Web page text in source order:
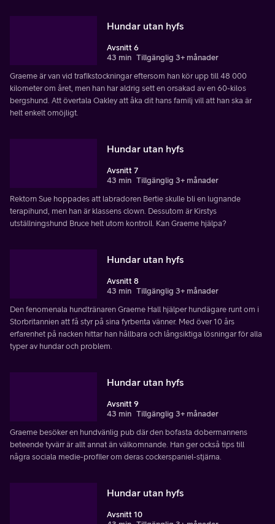
Hundar utan hyfs
Avsnitt 6
43 min Tillgänglig 3+ månader
Graeme är van vid trafikstockningar eftersom han kör upp till 48 000
kilometer om året, men han har aldrig sett en orsakad av en 60-kilos
bergshund. Att övertala Oakley att åka dit hans familj vill att han ska är
helt enkelt omöjligt.
Hundar utan hyfs
Avsnitt 7
43 min Tillgänglig 3+ månader
Rektorn Sue hoppades att labradoren Bertie skulle bli en lugnande
terapihund, men han är klassens clown. Dessutom är Kirstys
utställningshund Bruce helt utom kontroll. Kan Graeme hjälpa?
Hundar utan hyfs
Avsnitt 8
43 min Tillgänglig 3+ månader
Den fenomenala hundtränaren Graeme Hall hjälper hundägare runt om i
Storbritannien att få styr på sina fyrbenta vänner. Med över 10 års
erfarenhet på nacken hittar han hållbara och långsiktiga lösningar för alla
typer av hundar och problem.
Hundar utan hyfs
Avsnitt 9
43 min Tillgänglig 3+ månader
Graeme besöker en hundvänlig pub där den bofasta dobermannens
beteende tyvärr är allt annat än välkomnande. Han ger också tips till
några sociala medie-profiler om deras cockerspaniel-stjärna.
Hundar utan hyfs
Avsnitt 10